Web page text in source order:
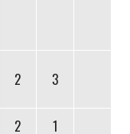
2 3
2
1